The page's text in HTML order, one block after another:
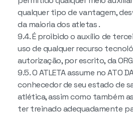
qualquer tipo de vantagem,
da maioria dos atletas .
9.4. É proibido o auxílio de
uso de qualquer recurso
autorização, por escrito, da
9.5. O ATLETA assume no ATO
conhecedor de seu estado de
atlética, assim como também
ter treinado adequadamente